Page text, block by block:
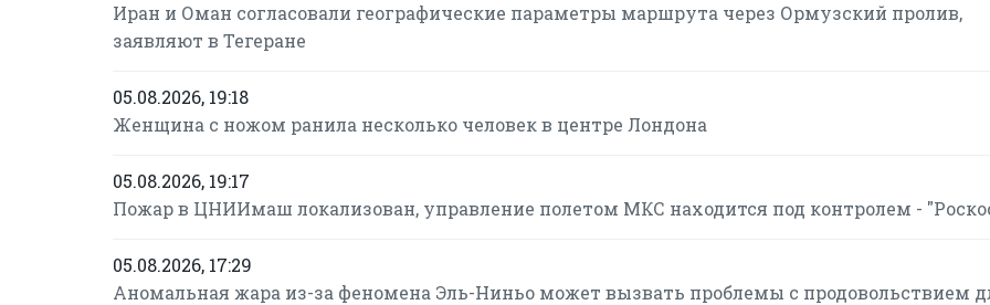
Иран и Оман согласовали географические параметры маршрута через Ормузский пролив,
заявляют в Тегеране
05.08.2026, 19:18
Женщина с ножом ранила несколько человек в центре Лондона
05.08.2026, 19:17
Пожар в ЦНИИмаш локализован, управление полетом МКС находится под контролем -
05.08.2026, 17:29
Аномальная жара из-за феномена Эль-Ниньо может вызвать проблемы с продовольствием